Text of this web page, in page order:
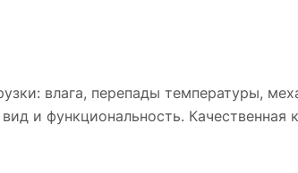
влага, перепады температуры,
и функциональность. Качественная